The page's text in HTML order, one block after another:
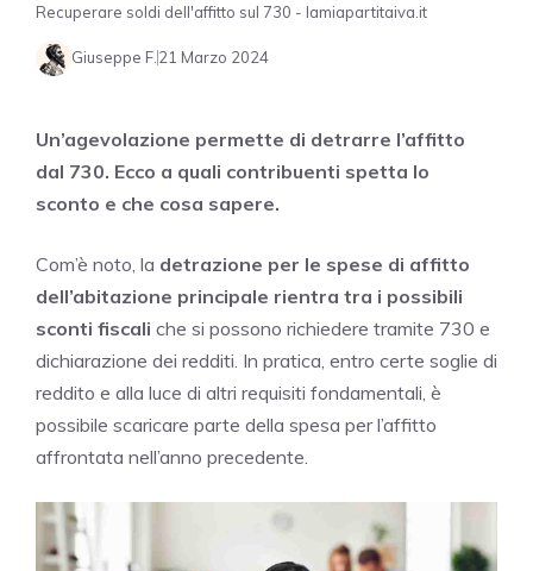
Recuperare soldi dell'affitto sul 730 - lamiapartitaiva.it
Giuseppe F. 21 Marzo 2024
Un’agevolazione permette di detrarre l’affitto
dal 730. Ecco a quali contribuenti spetta lo
sconto e che cosa sapere.
Com’è noto, la detrazione per le spese di affitto
dell’abitazione principale rientra tra i possibili
sconti fiscali che si possono richiedere tramite 730 e
dichiarazione dei redditi. In pratica, entro certe soglie di
reddito e alla luce di altri requisiti fondamentali, è
possibile scaricare parte della spesa per l’affitto
affrontata nell’anno precedente.